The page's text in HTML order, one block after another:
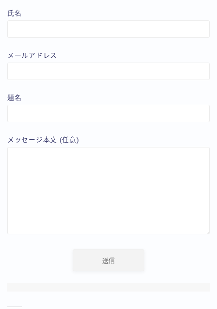
氏名
メールアドレス
題名
メッセージ本文 (任意)